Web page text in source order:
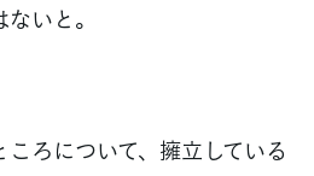
いと。
ろについて、擁立している